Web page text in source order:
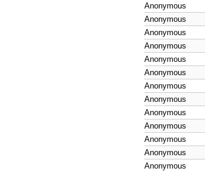
Anonymous
Anonymous
Anonymous
Anonymous
Anonymous
Anonymous
Anonymous
Anonymous
Anonymous
Anonymous
Anonymous
Anonymous
Anonymous